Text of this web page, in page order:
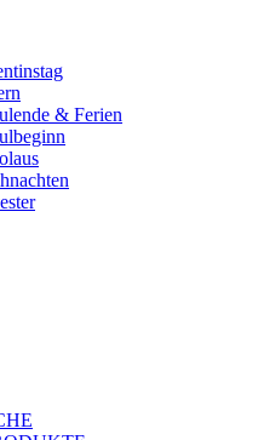
& Ferien